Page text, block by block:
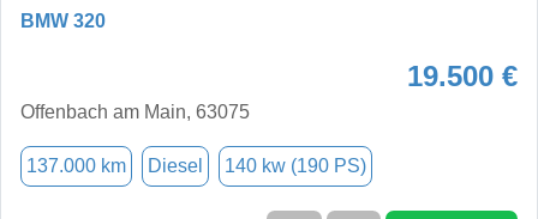
BMW 320
19.500 €
Offenbach am Main, 63075
137.000 km Diesel 140 kw (190 PS)